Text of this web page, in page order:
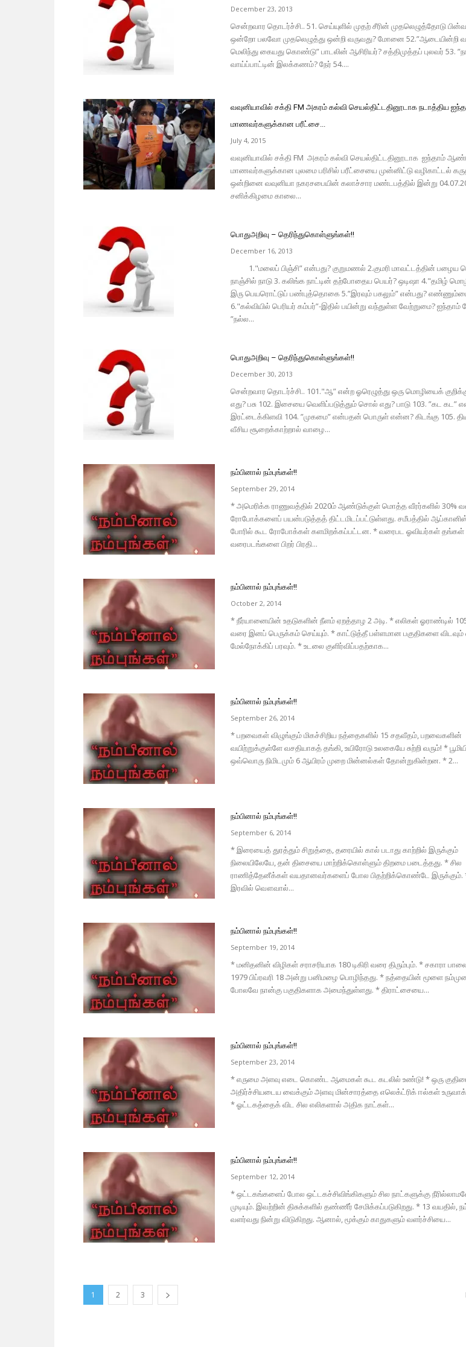
December 23, 2013
சென்றவார தொடர்ச்சி.. 51. செய்யுளில் முதற் சீரின் முதலெழுத்தோடு
ஒன்றோ பலவோ முதலெழுத்து ஒன்றி வருவது? மோனை 52.”ஆடையின்றி
மெலிந்து கையது கொண்டு” பாடலின் ஆசிரியர்? சத்திமுத்தப் புலவர் 53.
வாய்ப்பாட்டின் இலக்கணம்? நேர் 54....
வவுனியாவில் சக்தி FM அகரம் கல்வி செயல்திட்டதினூடாக நடாத்திய
மாணவர்களுக்கான பரீட்சை...
July 4, 2015
வவுனியாவில் சக்தி FM அகரம் கல்வி செயல்திட்டதினூடாக ஐந்தாம்
மாணவர்களுக்கான புலமை பரிசில் பரீட்சையை முன்னிட்டு வழிகாட்டல்
ஒன்றினை வவுனியா நகரசபையின் கலாச்சார மண்டபத்தில் இன்று
சனிக்கிழமை காலை...
பொதுஅறிவு – தெரிந்துகொள்ளுங்கள்!!
December 16, 2013
1."மலைப் பிஞ்சி” என்பது? குறுமணல் 2.குமரி மாவட்டத்தின் பழைய
நாஞ்சில் நாடு 3. கலிங்க நாட்டின் தற்போதைய பெயர்? ஒடிஷா 4."தமிழ்
இரு பெயரொட்டுப் பண்புத்தொகை 5.”இரவும் பகலும்” என்பது?
6."கல்வியில் பெரியர் கம்பர்”-இதில் பயின்று வந்துள்ள வேற்றுமை? ஐந்தாம்
”நல்ல...
பொதுஅறிவு – தெரிந்துகொள்ளுங்கள்!!
December 30, 2013
சென்றவார தொடர்ச்சி.. 101."ஆ” என்ற ஓரெழுத்து ஒரு மொழியைக்
எது? பசு 102. இசையை வெளிப்படுத்தும் சொல் எது? பாடு 103. ”கட கட”
இரட்டைக்கிளவி 104. ”முகமை” என்பதன் பொருள் என்ன? கிடங்கு 105.
வீசிய சூறைக்காற்றால் வாழை...
நம்பினால் நம்புங்கள்!!
September 29, 2014
* அமெரிக்க ராணுவத்தில் 2020ம் ஆண்டுக்குள் மொத்த வீரர்களில் 30%
ரோபோக்களைப் பயன்படுத்தத் திட்டமிடப்பட்டுள்ளது. சமீபத்தில்
போரில் கூட ரோபோக்கள் களமிறக்கப்பட்டன. * வரைபட ஓவியர்கள் தங்கள்
வரைபடங்களை பிறர் பிரதி...
நம்பினால் நம்புங்கள்!!
October 2, 2014
* நீர்யானையின் உதடுகளின் நீளம் ஏறத்தாழ 2 அடி. * எலிகள் ஓராண்டில்
வரை இனப் பெருக்கம் செய்யும். * காட்டுத்தீ பள்ளமான பகுதிகளை
மேல்நோக்கிப் பரவும். * உடலை குளிர்விப்பதற்காக...
நம்பினால் நம்புங்கள்!!
September 26, 2014
* பறவைகள் விழுங்கும் மிகச்சிறிய நத்தைகளில் 15 சதவீதம், பறவைகளின்
வயிற்றுக்குள்ளே வசதியாகத் தங்கி, உயிரோடு உலகையே சுற்றி வரும்! *
ஒவ்வொரு நிமிடமும் 6 ஆயிரம் முறை மின்னல்கள் தோன்றுகின்றன. * 2...
நம்பினால் நம்புங்கள்!!
September 6, 2014
* இரையைத் துரத்தும் சிறுத்தை, தரையில் கால் படாது காற்றில் இருக்கும்
நிலையிலேயே, தன் திசையை மாற்றிக்கொள்ளும் திறமை படைத்தது. * சில
ராணித்தேனீக்கள் வயதானவர்களைப் போல பிதற்றிக்கொண்டே இருக்கும்.
இரவில் வௌவால்...
நம்பினால் நம்புங்கள்!!
September 19, 2014
* மனிதனின் விழிகள் சராசரியாக 180 டிகிரி வரை திரும்பும். * சகாரா
1979 பிப்ரவரி 18 அன்று பனிமழை பொழிந்தது. * நத்தையின் மூளை
போலவே நான்கு பகுதிகளாக அமைந்துள்ளது. * திராட்சையை...
நம்பினால் நம்புங்கள்!!
September 23, 2014
* எருமை அளவு எடை கொண்ட ஆமைகள் கூட கடலில் உண்டு! * ஒரு
அதிர்ச்சியடைய வைக்கும் அளவு மின்சாரத்தை எலெக்ட்ரிக் ஈல்கள்
* ஓட்டகத்தைக் விட சில எலிகளால் அதிக நாட்கள்...
நம்பினால் நம்புங்கள்!!
September 12, 2014
* ஒட்டகங்களைப் போல ஒட்டகச்சிவிங்கிகளும் சில நாட்களுக்கு
முடியும். இவற்றின் திசுக்களில் தண்ணீர் சேமிக்கப்படுகிறது. * 13
வளர்வது நின்று விடுகிறது. ஆனால், மூக்கும் காதுகளும் வளர்ச்சியை...
1 2 3